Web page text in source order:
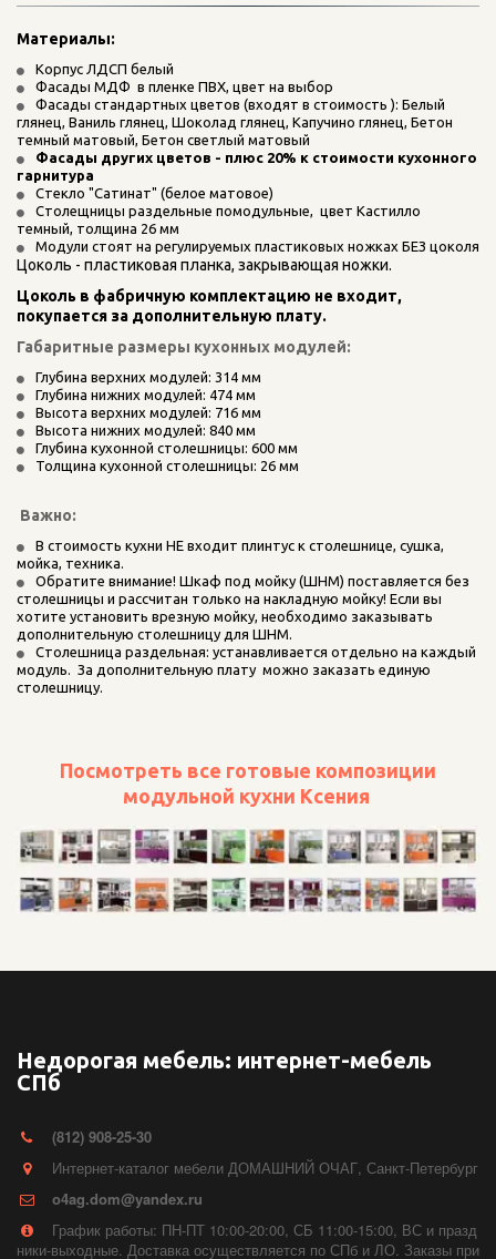
Материалы:
Корпус ЛДСП белый
Фасады МДФ  в пленке ПВХ, цвет на выбор
Фасады стандартных цветов (входят в стоимость ): Белый
глянец, Ваниль глянец, Шоколад глянец, Капучино глянец, Бетон
темный матовый, Бетон светлый матовый
Фасады других цветов - плюс 20% к стоимости кухонного
гарнитура
Стекло "Сатинат" (белое матовое)
Столещницы раздельные помодульные,  цвет Кастилло
темный, толщина 26 мм
Модули стоят на регулируемых пластиковых ножках БЕЗ цоколя
Цоколь - пластиковая планка, закрывающая ножки.
Цоколь в фабричную комплектацию не входит,
покупается за дополнительную плату.
Габаритные размеры кухонных модулей:
Глубина верхних модулей: 314 мм
Глубина нижних модулей: 474 мм
Высота верхних модулей: 716 мм
Высота нижних модулей: 840 мм
Глубина кухонной столешницы: 600 мм
Толщина кухонной столешницы: 26 мм
Важно:
В стоимость кухни НЕ входит плинтус к столешнице, сушка,
мойка, техника.
Обратите внимание! Шкаф под мойку (ШНМ) поставляется без
столешницы и рассчитан только на накладную мойку! Если вы
хотите установить врезную мойку, необходимо заказывать
дополнительную столешницу для ШНМ.
Столешница раздельная: устанавливается отдельно на каждый
модуль.  За дополнительную плату  можно заказать единую
столешницу.
Посмотреть все готовые композиции
модульной кухни Ксения
Недорогая мебель: интернет-мебель
СПб
(812) 908-25-30
Интернет-каталог мебели ДОМАШНИЙ ОЧАГ, Санкт-Петербург
o4ag.dom@yandex.ru
График работы: ПН-ПТ 10:00-20:00, СБ 11:00-15:00, ВС и празд
ники-выходные. Доставка осуществляется по СПб и ЛО. Заказы при